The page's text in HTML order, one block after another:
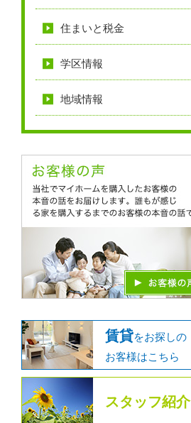
住まいと税金
学区情報
地域情報
賃貸をお探しの
お客様はこちら
スタッフ紹介